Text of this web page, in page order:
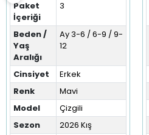
Paket
İçeriği
3
Beden /
Yaş
Aralığı
Ay 3-6 / 6-9 / 9-
12
Cinsiyet
Erkek
Renk
Mavi
Model
Çizgili
Sezon
2026 Kış